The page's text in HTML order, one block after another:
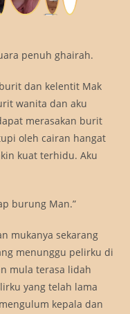
penuh ghairah.
dan kelentit Mak
wanita dan aku
merasakan burit
oleh cairan hangat
kuat terhidu. Aku
burung Man.”
mukanya sekarang
menunggu pelirku di
mula terasa lidah
yang telah lama
kepala dan